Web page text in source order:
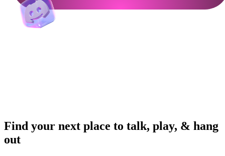
Find your next place to talk, play, & hang
out